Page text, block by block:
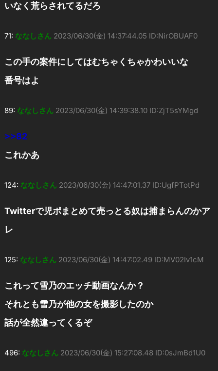
いなく荒らされてるだろ
71: ななしさん 2023/06/30(金) 14:37:44.05 ID:NirOBUAF0
この手の案件にしてはむちゃくちゃかわいいな
番号はよ
89: ななしさん 2023/06/30(金) 14:39:38.10 ID:ZjT5sYMgd
>>82
これかあ
124: ななしさん 2023/06/30(金) 14:47:01.37 ID:UgfPTotPd
Twitterで児ポまとめて売っとる奴は捕まらんのかア
レ
125: ななしさん 2023/06/30(金) 14:47:02.49 ID:MV02Iv1cM
これって雪乃のエッチ動画なんか？
それとも雪乃が他の女を撮影したのか
話が全然違ってくるぞ
496: ななしさん 2023/06/30(金) 15:27:08.48 ID:0sJmBd1U0